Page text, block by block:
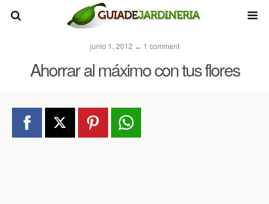
junio 1, 2012 ↔ 1 comment
Ahorrar al máximo con tus flores